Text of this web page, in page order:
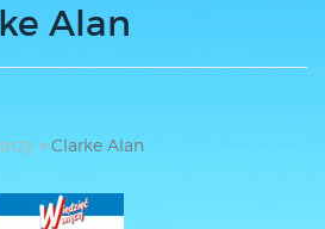
Alan
Clarke Alan